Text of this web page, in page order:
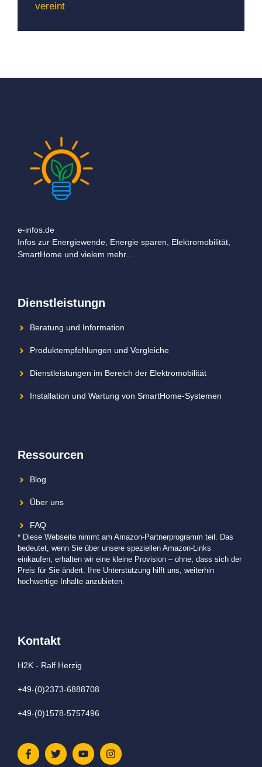
vereint
e-infos.de
Infos zur Energiewende, Energie sparen, Elektromobilität,
SmartHome und vielem mehr…
Dienstleistungn
Beratung und Information
Produktempfehlungen und Vergleiche
Dienstleistungen im Bereich der Elektromobilität
Installation und Wartung von SmartHome-Systemen
Ressourcen
Blog
Über uns
FAQ
* Diese Webseite nimmt am Amazon-Partnerprogramm teil. Das
bedeutet, wenn Sie über unsere speziellen Amazon-Links
einkaufen, erhalten wir eine kleine Provision – ohne, dass sich der
Preis für Sie ändert. Ihre Unterstützung hilft uns, weiterhin
hochwertige Inhalte anzubieten.
Kontakt
H2K - Ralf Herzig
+49-(0)2373-6888708
+49-(0)1578-5757496